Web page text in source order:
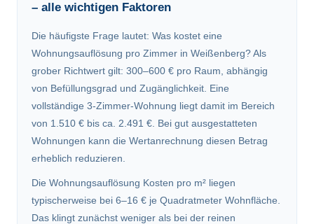
– alle wichtigen Faktoren
Die häufigste Frage lautet: Was kostet eine
Wohnungsauflösung pro Zimmer in Weißenberg? Als
grober Richtwert gilt: 300–600 € pro Raum, abhängig
von Befüllungsgrad und Zugänglichkeit. Eine
vollständige 3-Zimmer-Wohnung liegt damit im Bereich
von 1.510 € bis ca. 2.491 €. Bei gut ausgestatteten
Wohnungen kann die Wertanrechnung diesen Betrag
erheblich reduzieren.
Die Wohnungsauflösung Kosten pro m² liegen
typischerweise bei 6–16 € je Quadratmeter Wohnfläche.
Das klingt zunächst weniger als bei der reinen